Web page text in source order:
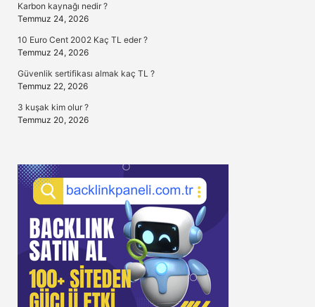
Karbon kaynağı nedir ?
Temmuz 24, 2026
10 Euro Cent 2002 Kaç TL eder ?
Temmuz 24, 2026
Güvenlik sertifikası almak kaç TL ?
Temmuz 22, 2026
3 kuşak kim olur ?
Temmuz 20, 2026